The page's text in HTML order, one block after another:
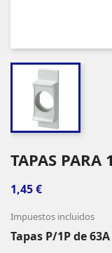
TAPAS PARA
1,45 €
Impuestos incluidos
Tapas P/1P de 63A